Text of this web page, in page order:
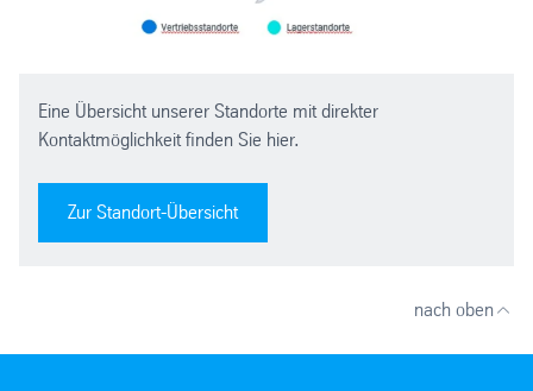
Eine Übersicht unserer Standorte mit direkter
Kontaktmöglichkeit finden Sie hier.
Zur Standort-Übersicht
nach oben